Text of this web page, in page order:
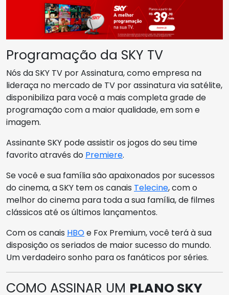
Programação da SKY TV
Nós da SKY TV por Assinatura, como empresa na
lideraça no mercado de TV por assinatura via satélite,
disponibiliza para você a mais completa grade de
programação com a maior qualidade, em som e
imagem.
Assinante SKY pode assistir os jogos do seu time
favorito através do Premiere.
Se você e sua família são apaixonados por sucessos
do cinema, a SKY tem os canais Telecine, com o
melhor do cinema para toda a sua família, de filmes
clássicos até os últimos lançamentos.
Com os canais HBOe Fox Premium, você terá à sua
disposição os seriados de maior sucesso do mundo.
Um verdadeiro sonho para os fanáticos por séries.
COMO ASSINAR UM PLANO SKY